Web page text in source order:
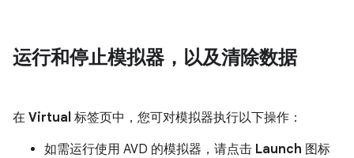
运行和停止模拟器，以及清除数据
在 Virtual 标签页中，您可对模拟器执行以下操作：
如需运行使用 AVD 的模拟器，请点击 Launch 图标